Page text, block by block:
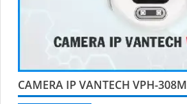
CAMERA IP VANTECH VPH-308M